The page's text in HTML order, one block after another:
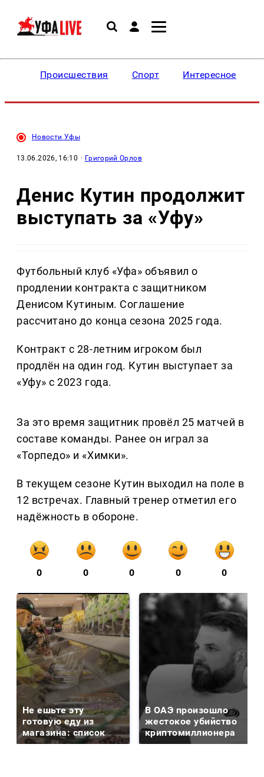
Происшествия Спорт Интересное
Новости Уфы
13.06.2026, 16:10 · Григорий Орлов
Денис Кутин продолжит
выступать за «Уфу»
Футбольный клуб «Уфа» объявил о
продлении контракта с защитником
Денисом Кутиным. Соглашение
рассчитано до конца сезона 2025 года.
Контракт с 28-летним игроком был
продлён на один год. Кутин выступает за
«Уфу» с 2023 года.
За это время защитник провёл 25 матчей в
составе команды. Ранее он играл за
«Торпедо» и «Химки».
В текущем сезоне Кутин выходил на поле в
12 встречах. Главный тренер отметил его
надёжность в обороне.
0 0 0 0 0
Не ешьте эту
готовую еду из
магазина: список
В ОАЭ произошло
жестокое убийство
криптомиллионера